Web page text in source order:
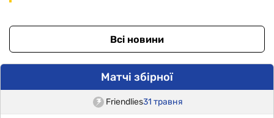
Всі новини
Матчі збірної
Friendlies31 травня